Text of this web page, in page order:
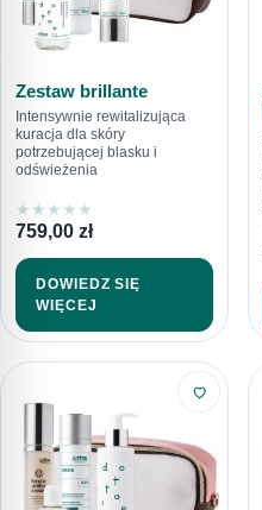
Zestaw brillante
Intensywnie rewitalizująca
kuracja dla skóry
potrzebującej blasku i
odświeżenia
★ ★ ★ ★ ★
759,00 zł
DOWIEDZ SIĘ
WIĘCEJ